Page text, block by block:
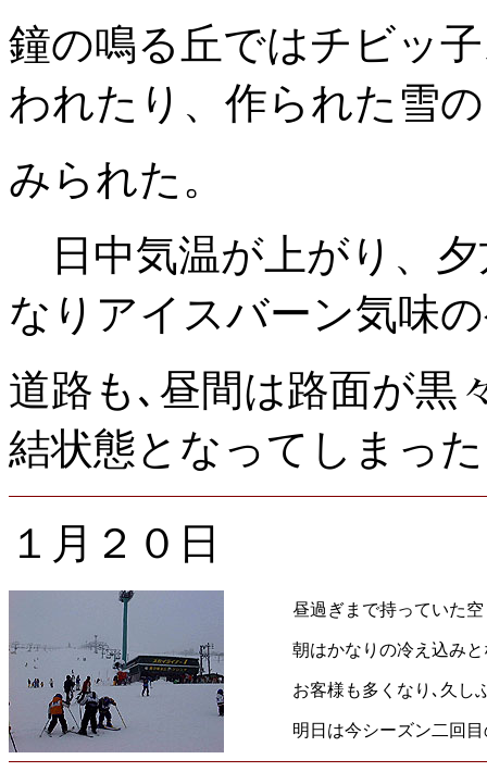
鐘の鳴る丘ではチビッ
われたり、作られた雪
みられた。
日中気温が上がり、
なりアイスバーン気味
道路も､昼間は路面が黒
結状態となってしまっ
１月２０日
昼過ぎまで持っていた
朝はかなりの冷え込み
お客様も多くなり､久し
明日は今シーズン二回